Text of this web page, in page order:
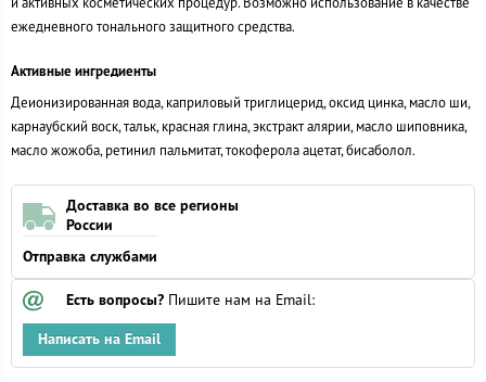
ежедневного тонального защитного средства.
Активные ингредиенты
Деионизированная вода, каприловый триглицерид, оксид цинка, масло ши,
карнаубский воск, тальк, красная глина, экстракт алярии, масло шиповника,
масло жожоба, ретинил пальмитат, токоферола ацетат, бисаболол.
Доставка во все регионы
России
Отправка службами
Есть вопросы? Пишите нам на Email:
Написать на Email